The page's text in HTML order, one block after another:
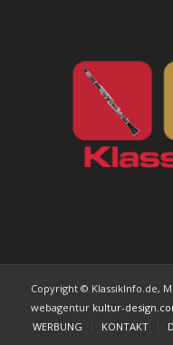
Copyright © KlassikInfo.de,
webagentur kultur-
WERBUNG
KONTAKT